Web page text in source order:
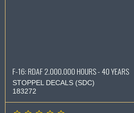
F-16: RDAF 2.000.000 HOURS - 40 YEARS
STOPPEL DECALS (SDC)
183272